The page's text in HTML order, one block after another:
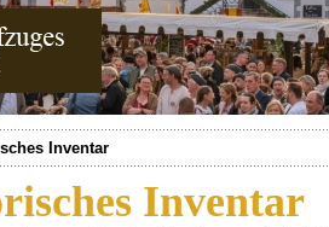
Inventar
Inventar